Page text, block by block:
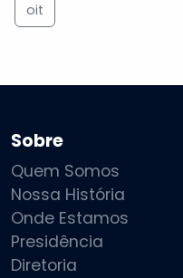
oit
Sobre
Quem Somos
Nossa História
Onde Estamos
Presidência
Diretoria